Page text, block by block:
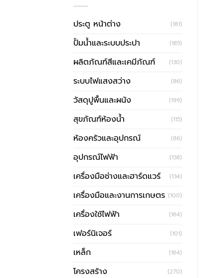
ประตู หน้าต่าง (181)
ปั้มน้ำและระบบประปา (185)
ผลิตภัณฑ์สีและเคมีภัณฑ์ (130)
ระบบไฟแสงสว่าง (86)
วัสดุปูพื้นและผนัง (199)
สุขภัณฑ์ห้องน้ำ (115)
ห้องครัวและอุปกรณ์ (86)
อุปกรณ์ไฟฟ้า (138)
เครื่องมือช่างและฮาร์ดแวร์ (134)
เครื่องมือและงานการเกษตร (100)
เครื่องใช้ไฟฟ้า (164)
เฟอร์นิเจอร์ (101)
เหล็ก (164)
โครงสร้าง (270)